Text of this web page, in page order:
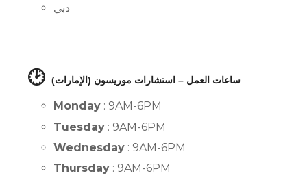
دبي
🕑 ساعات العمل – استشارات موريسون (الإمارات)
Monday : 9AM-6PM
Tuesday : 9AM-6PM
Wednesday : 9AM-6PM
Thursday : 9AM-6PM